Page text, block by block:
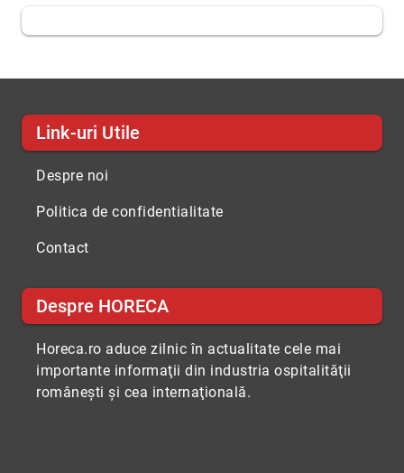
Link-uri Utile
Despre noi
Politica de confidentialitate
Contact
Despre HORECA
Horeca.ro aduce zilnic în actualitate cele mai
importante informaţii din industria ospitalităţii
româneşti şi cea internaţională.